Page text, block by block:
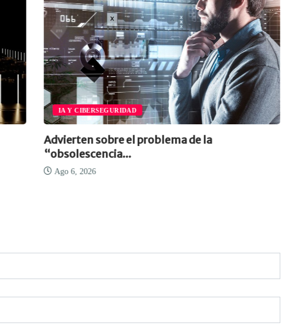
IA Y CIBERSEGURIDAD
Advierten sobre el problema de la
“obsolescencia...
Ago 6, 2026